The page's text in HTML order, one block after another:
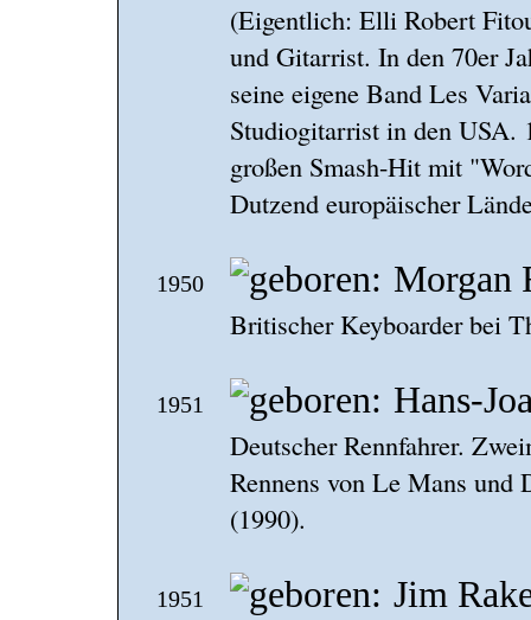
(Eigentlich: Elli Robert
und Gitarrist. In den 70er
seine eigene Band Les
Studiogitarrist in den USA.
großen Smash-Hit mit
Dutzend europäischer
1950 Morgan
Britischer Keyboarder bei
1951 Hans-
Deutscher Rennfahrer.
Rennens von Le Mans und
(1990).
1951 Jim